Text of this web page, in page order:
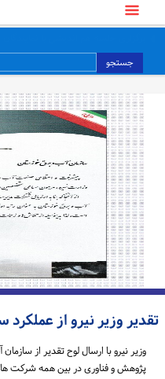
جستجو
وزیر نیرو از عملکرد
وزیر نیرو با ارسال لوح تقدیر از
پژوهش و فناوری در بین همه شرکت